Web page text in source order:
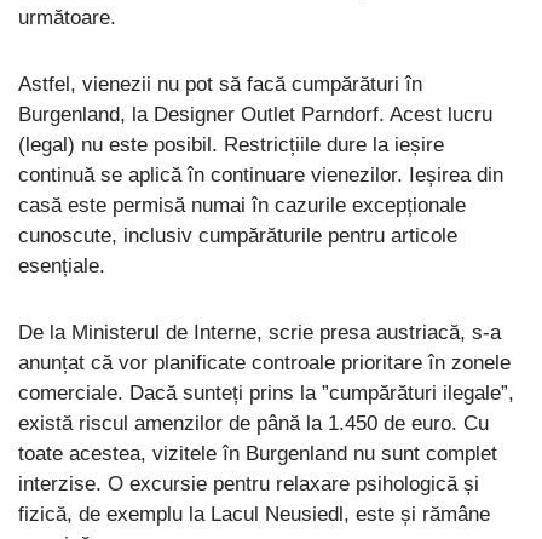
următoare.
Astfel, vienezii nu pot să facă cumpărături în
Burgenland, la Designer Outlet Parndorf. Acest lucru
(legal) nu este posibil. Restricțiile dure la ieșire
continuă se aplică în continuare vienezilor. Ieșirea din
casă este permisă numai în cazurile excepționale
cunoscute, inclusiv cumpărăturile pentru articole
esențiale.
De la Ministerul de Interne, scrie presa austriacă, s-a
anunțat că vor planificate controale prioritare în zonele
comerciale. Dacă sunteți prins la ”cumpărături ilegale”,
există riscul amenzilor de până la 1.450 de euro. Cu
toate acestea, vizitele în Burgenland nu sunt complet
interzise. O excursie pentru relaxare psihologică și
fizică, de exemplu la Lacul Neusiedl, este și rămâne